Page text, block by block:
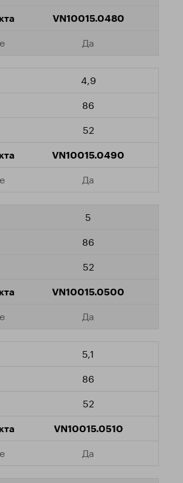
VN10015.0480
Да
4,9
86
52
VN10015.0490
Да
5
86
52
VN10015.0500
Да
5,1
86
52
VN10015.0510
Да